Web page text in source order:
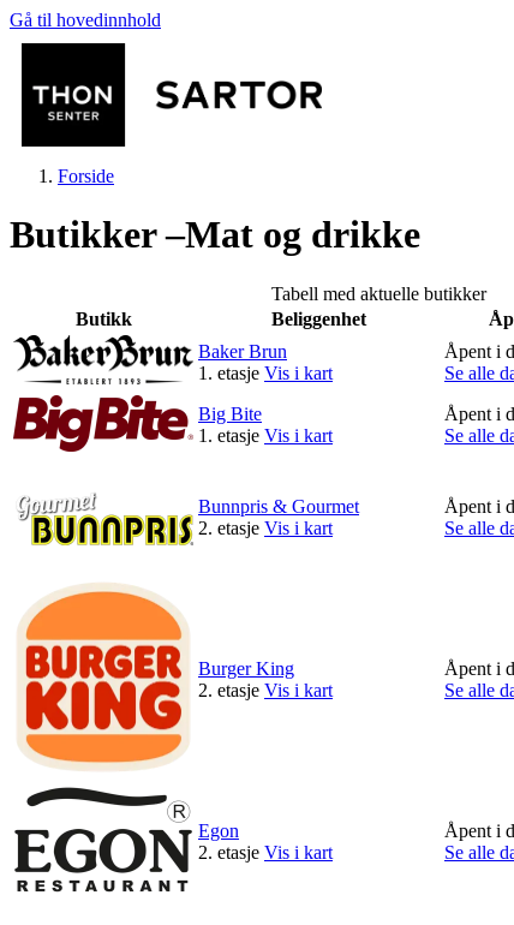
Gå til hovedinnhold
Butikker
Mat og drikke
Aktiviteter
Tilbud
Kundeklubb
Inspirasjon
Søk
Forside
Butikker –Mat og drikke
Tabell med aktuelle butikker
Butikk
Beliggenhet
Baker Brun
1. etasje Vis i kart
Åpent i
Se alle
Big Bite
1. etasje Vis i kart
Åpent i
Se alle
Bunnpris & Gourmet
2. etasje Vis i kart
Åpent i
Se alle
Burger King
2. etasje Vis i kart
Åpent i
Se alle
Egon
2. etasje Vis i kart
Åpent i
Se alle